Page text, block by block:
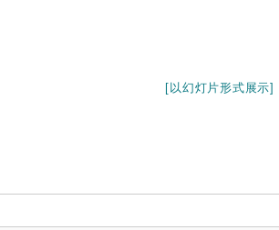
[以幻灯片形式展示]